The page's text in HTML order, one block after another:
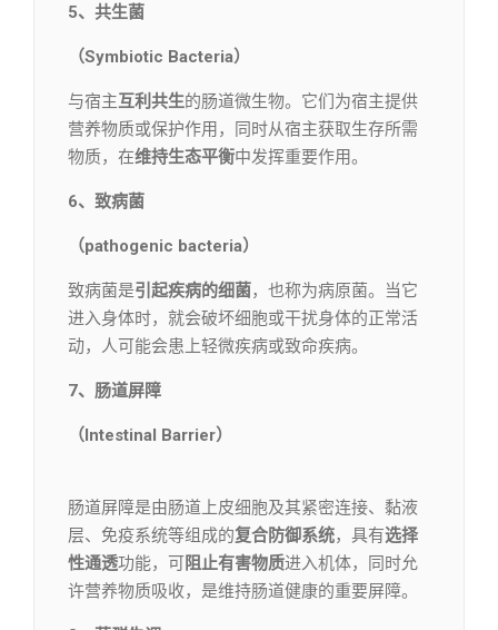
5、共生菌
（Symbiotic Bacteria）
与宿主互利共生的肠道微生物。它们为宿主提供
营养物质或保护作用，同时从宿主获取生存所需
物质，在维持生态平衡中发挥重要作用。
6、致病菌
（pathogenic bacteria）
致病菌是引起疾病的细菌，也称为病原菌。当它
进入身体时，就会破坏细胞或干扰身体的正常活
动，人可能会患上轻微疾病或致命疾病。
7、肠道屏障
（Intestinal Barrier）
肠道屏障是由肠道上皮细胞及其紧密连接、黏液
层、免疫系统等组成的复合防御系统，具有选择
性通透功能，可阻止有害物质进入机体，同时允
许营养物质吸收，是维持肠道健康的重要屏障。